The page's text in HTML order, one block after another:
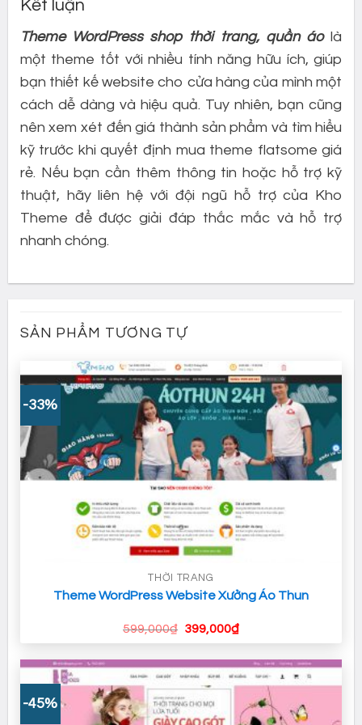
Kết luận
Theme WordPress shop thời trang, quần áolà
một theme tốt với nhiều tính năng hữu ích, giúp
bạn thiết kế website cho cửa hàng của mình một
cách dễ dàng và hiệu quả. Tuy nhiên, bạn cũng
nên xem xét đến giá thành sản phẩm và tìm hiểu
kỹ trước khi quyết định mua theme flatsome giá
rẻ. Nếu bạn cần thêm thông tin hoặc hỗ trợ kỹ
thuật, hãy liên hệ với đội ngũ hỗ trợ của Kho
Theme để được giải đáp thắc mắc và hỗ trợ
nhanh chóng.
SẢN PHẨM TƯƠNG TỰ
-33%
THỜI TRANG
Theme WordPress Website Xưởng Áo Thun
599,000₫ Giá
599,000₫.
399,000₫Giá
là:
399,000₫.
-45%